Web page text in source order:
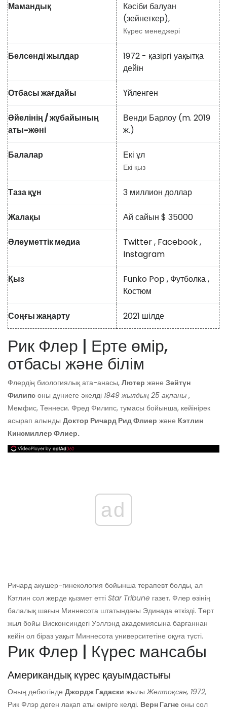
Мамандық
Кәсіби балуан
(зейнеткер),
Күрес менеджері
Белсенді жылдар
1972 - қазіргі уақытқа
дейін
Отбасы жағдайы Үйленген
Әйелінің / жұбайының
аты-жөні
Венди Барлоу (m. 2019
ж.)
Балалар Екі ұл
Екі қыз
Таза құн 3 миллион доллар
Жалақы Ай сайын $ 35000
Әлеуметтік медиа Twitter, Facebook,
Instagram
Қыз Funko Pop, Футболка,
Костюм
Соңғы жаңарту 2021 шілде
Рик Флер | Ерте өмір,
отбасы және білім
Флердің биологиялық ата-анасы, Лютер және Зәйтүн
Филипс оны дүниеге әкелді 1949 жылдың 25 ақпаны ,
Мемфис, Теннеси. Фред Филипс, тумасы бойынша, кейінірек
асырап алынды Доктор Ричард Рид Флиер және Кэтлин
Кинсмиллер Флиер.
ad
Ричард акушер-гинекология бойынша терапевт болды, ал
Кэтлин сол жерде қызмет етті Star Tribune газет. Флер өзінің
балалық шағын Миннесота штатындағы Эдинада өткізді. Төрт
жыл бойы Висконсиндегі Уэллэнд академиясына барғаннан
кейін ол біраз уақыт Миннесота университетіне оқуға түсті.
Рик Флер | Күрес мансабы
Американдық күрес қауымдастығы
Оның дебютінде Джордж Гадаски жылыЖелтоқсан, 1972,
Рик Флэр деген лақап аты өмірге келді. Верн Гагне оны сол